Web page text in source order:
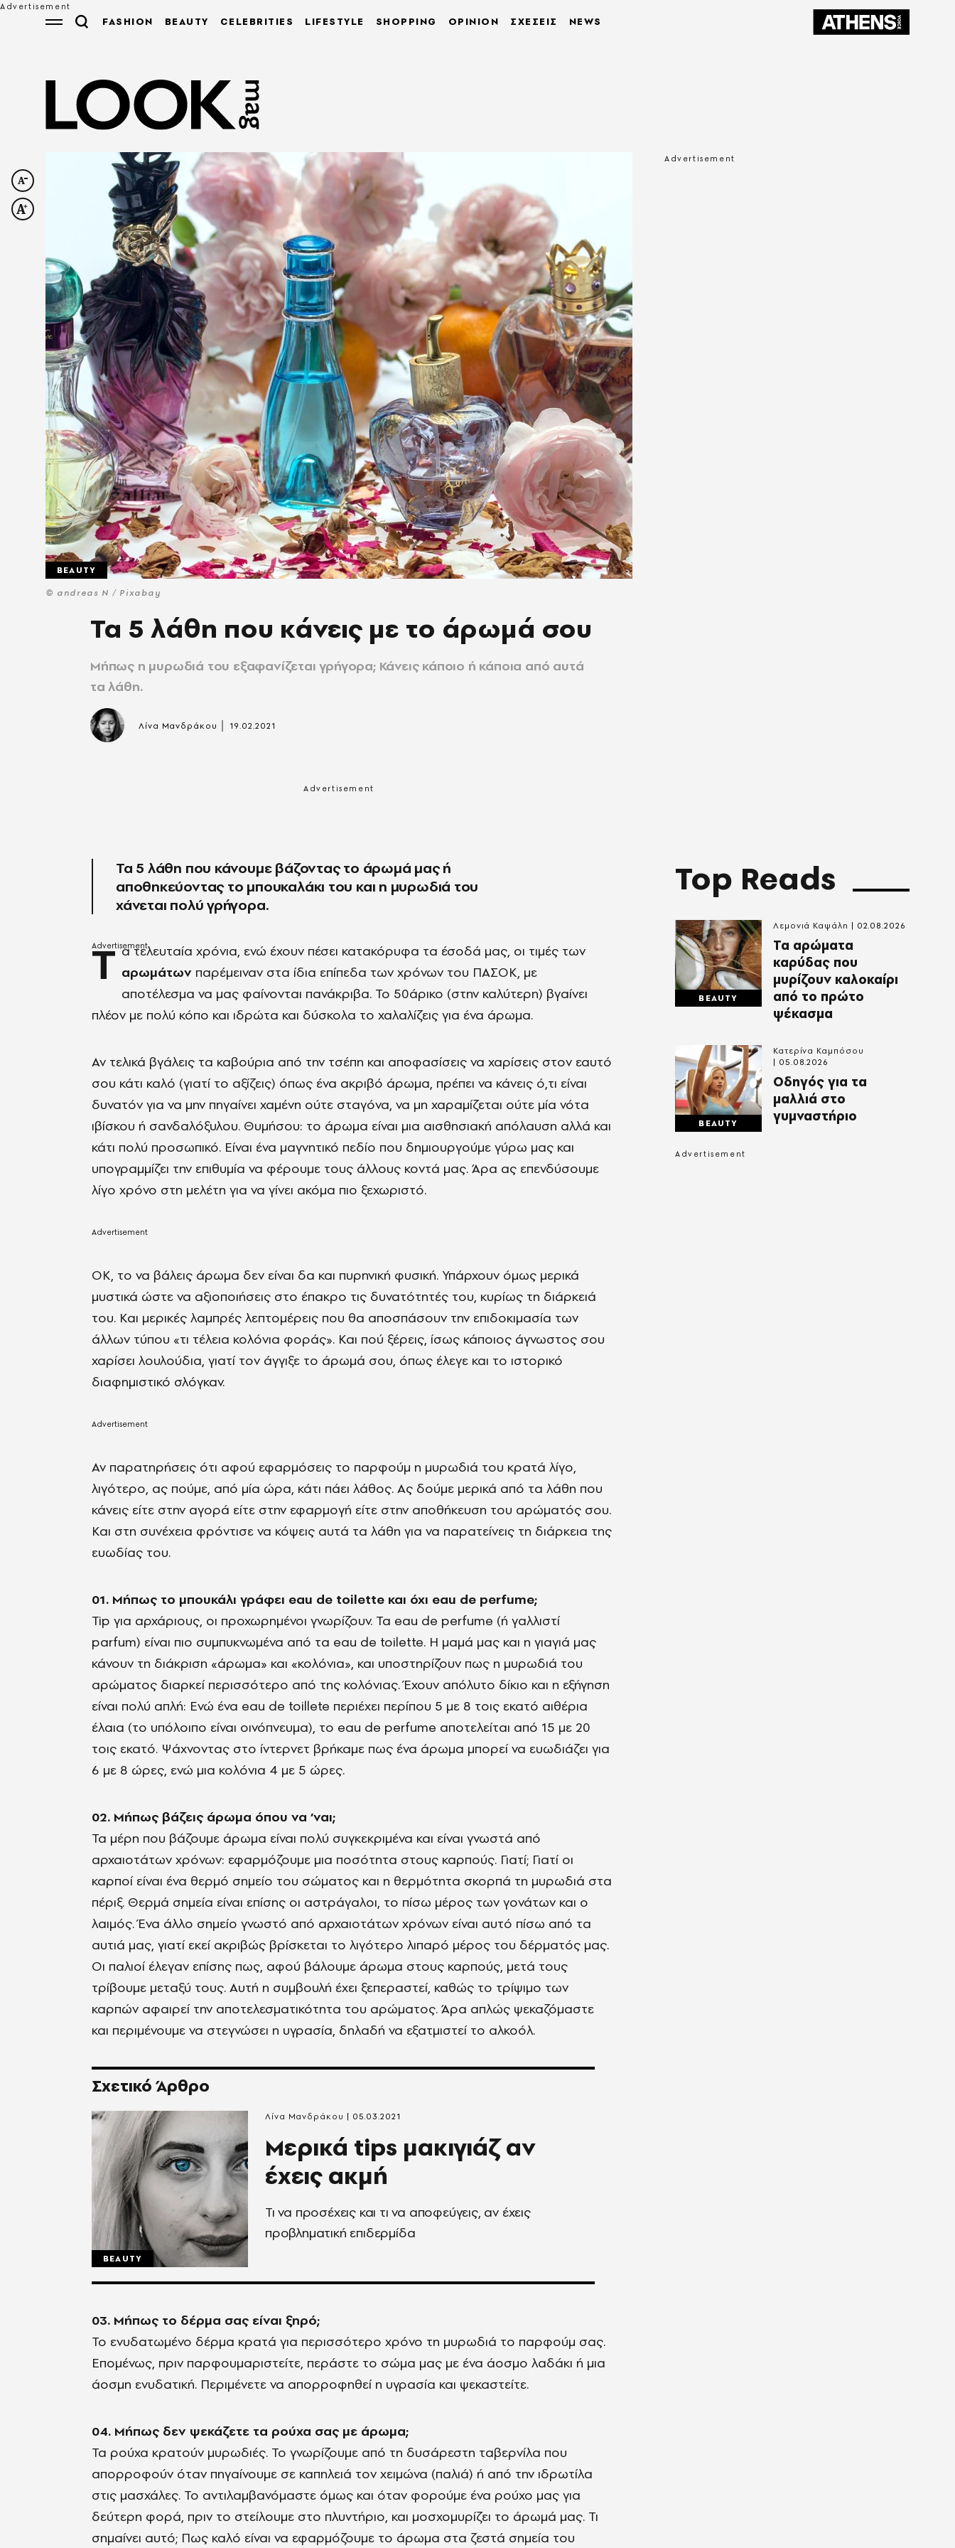
FASHION BEAUTY CELEBRITIES LIFESTYLE SHOPPING OPINION ΣΧΕΣΕΙΣ NEWS
© andreas N / Pixabay
BEAUTY
Τα 5 λάθη που κάνεις με το άρωμά σου
Μήπως η μυρωδιά του εξαφανίζεται γρήγορα; Κάνεις κάποιο ή κάποια από αυτά
τα λάθη.
Λίνα Μανδράκου 19.02.2021
Τα 5 λάθη που κάνουμε βάζοντας το άρωμά μας ή
αποθηκεύοντας το μπουκαλάκι του και η μυρωδιά του
χάνεται πολύ γρήγορα.
Τ α τελευταία χρόνια, ενώ έχουν πέσει κατακόρυφα τα έσοδά μας, οι τιμές των
αρωμάτων παρέμειναν στα ίδια επίπεδα των χρόνων του ΠΑΣΟΚ, με
αποτέλεσμα να μας φαίνονται πανάκριβα. Το 50άρικο (στην καλύτερη) βγαίνει
πλέον με πολύ κόπο και ιδρώτα και δύσκολα το χαλαλίζεις για ένα άρωμα.
Αν τελικά βγάλεις τα καβούρια από την τσέπη και αποφασίσεις να χαρίσεις στον εαυτό
σου κάτι καλό (γιατί το αξίζεις) όπως ένα ακριβό άρωμα, πρέπει να κάνεις ό,τι είναι
δυνατόν για να μην πηγαίνει χαμένη ούτε σταγόνα, να μη χαραμίζεται ούτε μία νότα
ιβίσκου ή σανδαλόξυλου. Θυμήσου: το άρωμα είναι μια αισθησιακή απόλαυση αλλά και
κάτι πολύ προσωπικό. Είναι ένα μαγνητικό πεδίο που δημιουργούμε γύρω μας και
υπογραμμίζει την επιθυμία να φέρουμε τους άλλους κοντά μας. Άρα ας επενδύσουμε
λίγο χρόνο στη μελέτη για να γίνει ακόμα πιο ξεχωριστό.
ΟΚ, το να βάλεις άρωμα δεν είναι δα και πυρηνική φυσική. Υπάρχουν όμως μερικά
μυστικά ώστε να αξιοποιήσεις στο έπακρο τις δυνατότητές του, κυρίως τη διάρκειά
του. Και μερικές λαμπρές λεπτομέρεις που θα αποσπάσουν την επιδοκιμασία των
άλλων τύπου «τι τέλεια κολόνια φοράς». Και πού ξέρεις, ίσως κάποιος άγνωστος σου
χαρίσει λουλούδια, γιατί τον άγγιξε το άρωμά σου, όπως έλεγε και το ιστορικό
διαφημιστικό σλόγκαν.
Αν παρατηρήσεις ότι αφού εφαρμόσεις το παρφούμ η μυρωδιά του κρατά λίγο,
λιγότερο, ας πούμε, από μία ώρα, κάτι πάει λάθος. Ας δούμε μερικά από τα λάθη που
κάνεις είτε στην αγορά είτε στην εφαρμογή είτε στην αποθήκευση του αρώματός σου.
Και στη συνέχεια φρόντισε να κόψεις αυτά τα λάθη για να παρατείνεις τη διάρκεια της
ευωδίας του.
01. Μήπως το μπουκάλι γράφει eau de toilette και όχι eau de perfume;
Tip για αρχάριους, οι προχωρημένοι γνωρίζουν. Τα eau de perfume (ή γαλλιστί
parfum) είναι πιο συμπυκνωμένα από τα eau de toilette. Η μαμά μας και η γιαγιά μας
κάνουν τη διάκριση «άρωμα» και «κολόνια», και υποστηρίζουν πως η μυρωδιά του
αρώματος διαρκεί περισσότερο από της κολόνιας. Έχουν απόλυτο δίκιο και η εξήγηση
είναι πολύ απλή: Ενώ ένα eau de toillete περιέχει περίπου 5 με 8 τοις εκατό αιθέρια
έλαια (το υπόλοιπο είναι οινόπνευμα), το eau de perfume αποτελείται από 15 με 20
τοις εκατό. Ψάχνοντας στο ίντερνετ βρήκαμε πως ένα άρωμα μπορεί να ευωδιάζει για
6 με 8 ώρες, ενώ μια κολόνια 4 με 5 ώρες.
02. Μήπως βάζεις άρωμα όπου να ’ναι;
Τα μέρη που βάζουμε άρωμα είναι πολύ συγκεκριμένα και είναι γνωστά από
αρχαιοτάτων χρόνων: εφαρμόζουμε μια ποσότητα στους καρπούς. Γιατί; Γιατί οι
καρποί είναι ένα θερμό σημείο του σώματος και η θερμότητα σκορπά τη μυρωδιά στα
πέριξ. Θερμά σημεία είναι επίσης οι αστράγαλοι, το πίσω μέρος των γονάτων και ο
λαιμός. Ένα άλλο σημείο γνωστό από αρχαιοτάτων χρόνων είναι αυτό πίσω από τα
αυτιά μας, γιατί εκεί ακριβώς βρίσκεται το λιγότερο λιπαρό μέρος του δέρματός μας.
Οι παλιοί έλεγαν επίσης πως, αφού βάλουμε άρωμα στους καρπούς, μετά τους
τρίβουμε μεταξύ τους. Αυτή η συμβουλή έχει ξεπεραστεί, καθώς το τρίψιμο των
καρπών αφαιρεί την αποτελεσματικότητα του αρώματος. Άρα απλώς ψεκαζόμαστε
και περιμένουμε να στεγνώσει η υγρασία, δηλαδή να εξατμιστεί το αλκοόλ.
Σχετικό Άρθρο
BEAUTY
Μερικά tips μακιγιάζ αν
έχεις ακμή
Τι να προσέχεις και τι να αποφεύγεις, αν έχεις
προβληματική επιδερμίδα
Λίνα Μανδράκου 05.03.2021
03. Μήπως το δέρμα σας είναι ξηρό;
Το ενυδατωμένο δέρμα κρατά για περισσότερο χρόνο τη μυρωδιά το παρφούμ σας.
Επομένως, πριν παρφουμαριστείτε, περάστε το σώμα μας με ένα άοσμο λαδάκι ή μια
άοσμη ενυδατική. Περιμένετε να απορροφηθεί η υγρασία και ψεκαστείτε.
04. Μήπως δεν ψεκάζετε τα ρούχα σας με άρωμα;
Τα ρούχα κρατούν μυρωδιές. Το γνωρίζουμε από τη δυσάρεστη ταβερνίλα που
απορροφούν όταν πηγαίνουμε σε καπηλειά τον χειμώνα (παλιά) ή από την ιδρωτίλα
στις μασχάλες. Το αντιλαμβανόμαστε όμως και όταν φορούμε ένα ρούχο μας για
δεύτερη φορά, πριν το στείλουμε στο πλυντήριο, και μοσχομυρίζει το άρωμά μας. Τι
σημαίνει αυτό; Πως καλό είναι να εφαρμόζουμε το άρωμα στα ζεστά σημεία του
Top Reads
BEAUTY
Τα αρώματα
καρύδας που
μυρίζουν καλοκαίρι
από το πρώτο
ψέκασμα
Λεμονιά Καψάλη 02.08.2026
BEAUTY
Οδηγός για τα
μαλλιά στο
γυμναστήριο
Κατερίνα Καμπόσου
05.08.2026